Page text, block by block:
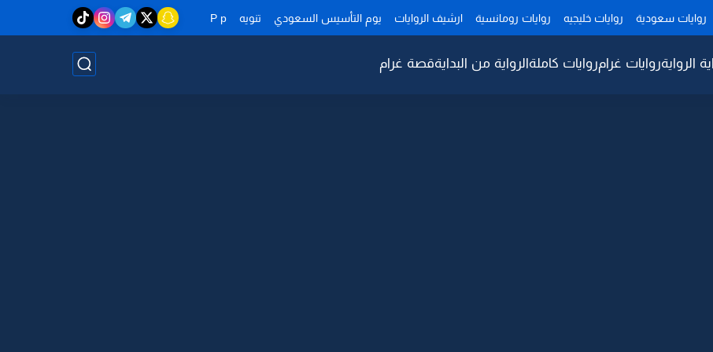
روايات سعودية روايات خليجيه روايات رومانسية ارشيف الروايات يوم التأسيس السعودي تنويه P p
الروايةروايات غرامروايات كاملةالرواية من البدايةقصة غرام